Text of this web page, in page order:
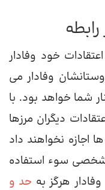
خود وفادار
وفادار می
شما خواهد بود. با
دیگران مرزها
اجازه نخواهند داد
شخصی سوء استفاده
هرگز به حد و